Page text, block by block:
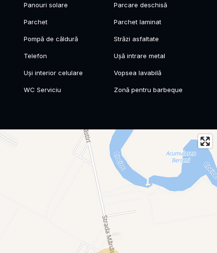
Panouri solare Parcare deschisă
Parchet Parchet laminat
Pompă de căldură Străzi asfaltate
Telefon Ușă intrare metal
Uși interior celulare Vopsea lavabilă
WC Serviciu Zonă pentru barbeque